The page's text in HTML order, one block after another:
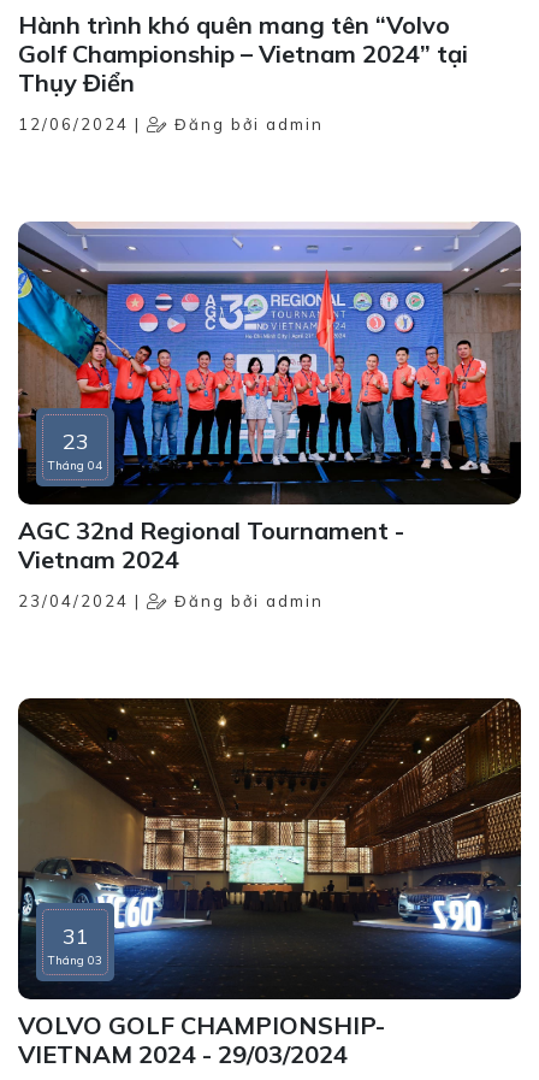
Hành trình khó quên mang tên “Volvo
Golf Championship – Vietnam 2024” tại
Thụy Điển
12/06/2024 | Đăng bởi admin
23
Tháng 04
AGC 32nd Regional Tournament -
Vietnam 2024
23/04/2024 | Đăng bởi admin
31
Tháng 03
VOLVO GOLF CHAMPIONSHIP-
VIETNAM 2024 - 29/03/2024